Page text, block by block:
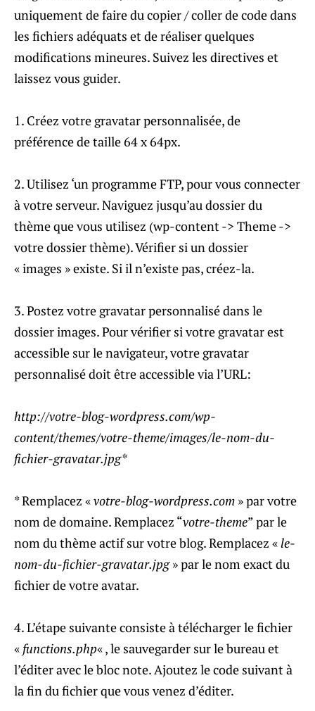
uniquement de faire du copier / coller de code dans
les fichiers adéquats et de réaliser quelques
modifications mineures. Suivez les directives et
laissez vous guider.
1. Créez votre gravatar personnalisée, de
préférence de taille 64 x 64px.
2. Utilisez ‘un programme FTP, pour vous connecter
à votre serveur. Naviguez jusqu’au dossier du
thème que vous utilisez (wp-content -> Theme ->
votre dossier thème). Vérifier si un dossier
« images » existe. Si il n’existe pas, créez-la.
3. Postez votre gravatar personnalisé dans le
dossier images. Pour vérifier si votre gravatar est
accessible sur le navigateur, votre gravatar
personnalisé doit être accessible via l’URL:
http://votre-blog-wordpress.com/wp-
content/themes/votre-theme/images/le-nom-du-
fichier-gravatar.jpg*
* Remplacez «votre-blog-wordpress.com » par votre
nom de domaine. Remplacez “votre-theme” par le
nom du thème actif sur votre blog. Remplacez « le-
nom-du-fichier-gravatar.jpg» par le nom exact du
fichier de votre avatar.
4. L’étape suivante consiste à télécharger le fichier
« functions.php« , le sauvegarder sur le bureau et
l’éditer avec le bloc note. Ajoutez le code suivant à
la fin du fichier que vous venez d’éditer.